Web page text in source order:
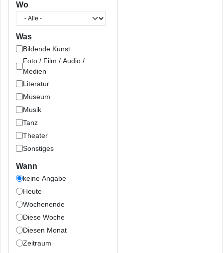
Wo
Was
Bildende Kunst
Foto / Film / Audio /
Medien
Literatur
Museum
Musik
Tanz
Theater
Sonstiges
Wann
keine Angabe
Heute
Wochenende
Diese Woche
Diesen Monat
Zeitraum